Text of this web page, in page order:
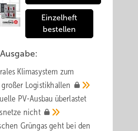
Einzelheft
bestellen
Klimasystem zum
großer Logistik­hallen
PV-Ausbau über­lastet
nicht
Grüngas geht bei den